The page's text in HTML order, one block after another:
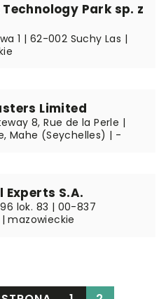
Park sp. z
1 | 62-002 Suchy Las |
Limited
8, Rue de la Perle |
Mahe (Seychelles) | -
Experts S.A.
lok. 83 | 00-837
mazowieckie